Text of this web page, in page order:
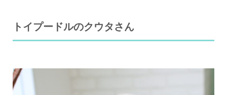
トイプードルのクウタさん